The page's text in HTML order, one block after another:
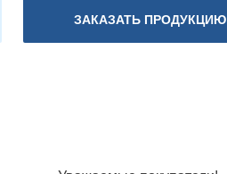
ЗАКАЗАТЬ ПРОДУКЦИЮ